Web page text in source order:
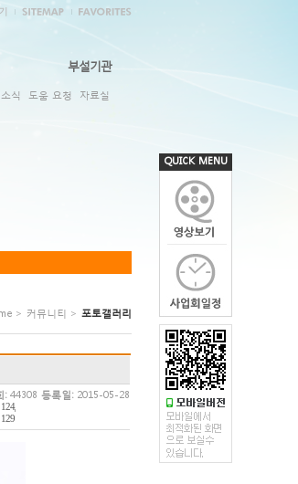
부설기관
식 도움 요청 자료실
> 커뮤니티 > 포토갤러리
:44308 등록일:2015-05-28
,
QUICK MENU